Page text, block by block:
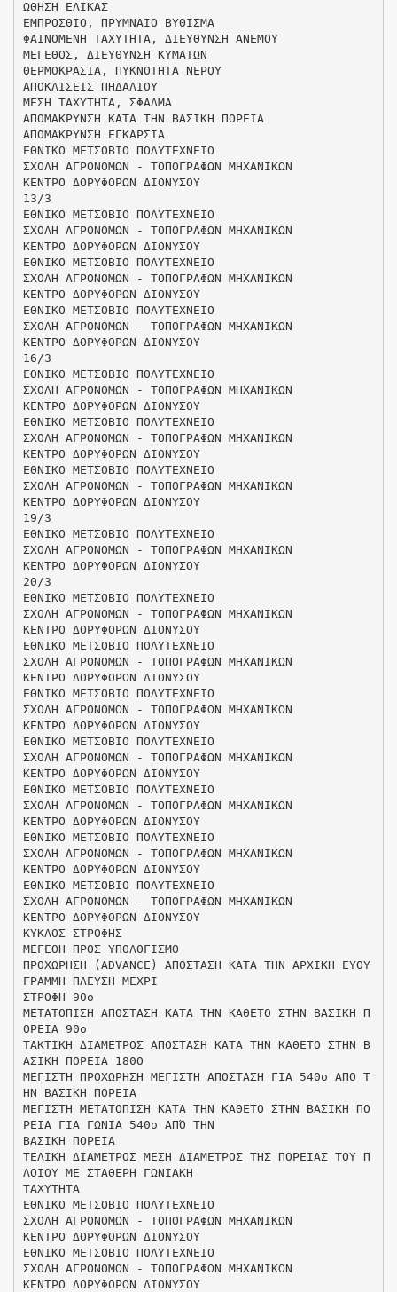
ΩΘΗΣΗ ΕΛΙΚΑΣ
ΕΜΠΡΟΣΘΙΟ, ΠΡΥΜΝΑΙΟ ΒΥΘΙΣΜΑ
ΦΑΙΝΟΜΕΝΗ ΤΑΧΥΤΗΤΑ, ΔΙΕΥΘΥΝΣΗ ΑΝΕΜΟΥ
ΜΕΓΕΘΟΣ, ΔΙΕΥΘΥΝΣΗ ΚΥΜΑΤΩΝ
ΘΕΡΜΟΚΡΑΣΙΑ, ΠΥΚΝΟΤΗΤΑ ΝΕΡΟΥ
ΑΠΟΚΛΙΣΕΙΣ ΠΗΔΑΛΙΟΥ
ΜΕΣΗ ΤΑΧΥΤΗΤΑ, ΣΦΑΛΜΑ
ΑΠΟΜΑΚΡΥΝΣΗ ΚΑΤΑ ΤΗΝ ΒΑΣΙΚΗ ΠΟΡΕΙΑ
ΑΠΟΜΑΚΡΥΝΣΗ ΕΓΚΑΡΣΙΑ
ΕΘΝΙΚΟ ΜΕΤΣΟΒΙΟ ΠΟΛΥΤΕΧΝΕΙΟ
ΣΧΟΛΗ ΑΓΡΟΝΟΜΩΝ - ΤΟΠΟΓΡΑΦΩΝ ΜΗΧΑΝΙΚΩΝ
ΚΕΝΤΡΟ ΔΟΡΥΦΟΡΩΝ ΔΙΟΝΥΣΟΥ
13/3
ΕΘΝΙΚΟ ΜΕΤΣΟΒΙΟ ΠΟΛΥΤΕΧΝΕΙΟ
ΣΧΟΛΗ ΑΓΡΟΝΟΜΩΝ - ΤΟΠΟΓΡΑΦΩΝ ΜΗΧΑΝΙΚΩΝ
ΚΕΝΤΡΟ ΔΟΡΥΦΟΡΩΝ ΔΙΟΝΥΣΟΥ
ΕΘΝΙΚΟ ΜΕΤΣΟΒΙΟ ΠΟΛΥΤΕΧΝΕΙΟ
ΣΧΟΛΗ ΑΓΡΟΝΟΜΩΝ - ΤΟΠΟΓΡΑΦΩΝ ΜΗΧΑΝΙΚΩΝ
ΚΕΝΤΡΟ ΔΟΡΥΦΟΡΩΝ ΔΙΟΝΥΣΟΥ
ΕΘΝΙΚΟ ΜΕΤΣΟΒΙΟ ΠΟΛΥΤΕΧΝΕΙΟ
ΣΧΟΛΗ ΑΓΡΟΝΟΜΩΝ - ΤΟΠΟΓΡΑΦΩΝ ΜΗΧΑΝΙΚΩΝ
ΚΕΝΤΡΟ ΔΟΡΥΦΟΡΩΝ ΔΙΟΝΥΣΟΥ
16/3
ΕΘΝΙΚΟ ΜΕΤΣΟΒΙΟ ΠΟΛΥΤΕΧΝΕΙΟ
ΣΧΟΛΗ ΑΓΡΟΝΟΜΩΝ - ΤΟΠΟΓΡΑΦΩΝ ΜΗΧΑΝΙΚΩΝ
ΚΕΝΤΡΟ ΔΟΡΥΦΟΡΩΝ ΔΙΟΝΥΣΟΥ
ΕΘΝΙΚΟ ΜΕΤΣΟΒΙΟ ΠΟΛΥΤΕΧΝΕΙΟ
ΣΧΟΛΗ ΑΓΡΟΝΟΜΩΝ - ΤΟΠΟΓΡΑΦΩΝ ΜΗΧΑΝΙΚΩΝ
ΚΕΝΤΡΟ ΔΟΡΥΦΟΡΩΝ ΔΙΟΝΥΣΟΥ
ΕΘΝΙΚΟ ΜΕΤΣΟΒΙΟ ΠΟΛΥΤΕΧΝΕΙΟ
ΣΧΟΛΗ ΑΓΡΟΝΟΜΩΝ - ΤΟΠΟΓΡΑΦΩΝ ΜΗΧΑΝΙΚΩΝ
ΚΕΝΤΡΟ ΔΟΡΥΦΟΡΩΝ ΔΙΟΝΥΣΟΥ
19/3
ΕΘΝΙΚΟ ΜΕΤΣΟΒΙΟ ΠΟΛΥΤΕΧΝΕΙΟ
ΣΧΟΛΗ ΑΓΡΟΝΟΜΩΝ - ΤΟΠΟΓΡΑΦΩΝ ΜΗΧΑΝΙΚΩΝ
ΚΕΝΤΡΟ ΔΟΡΥΦΟΡΩΝ ΔΙΟΝΥΣΟΥ
20/3
ΕΘΝΙΚΟ ΜΕΤΣΟΒΙΟ ΠΟΛΥΤΕΧΝΕΙΟ
ΣΧΟΛΗ ΑΓΡΟΝΟΜΩΝ - ΤΟΠΟΓΡΑΦΩΝ ΜΗΧΑΝΙΚΩΝ
ΚΕΝΤΡΟ ΔΟΡΥΦΟΡΩΝ ΔΙΟΝΥΣΟΥ
ΕΘΝΙΚΟ ΜΕΤΣΟΒΙΟ ΠΟΛΥΤΕΧΝΕΙΟ
ΣΧΟΛΗ ΑΓΡΟΝΟΜΩΝ - ΤΟΠΟΓΡΑΦΩΝ ΜΗΧΑΝΙΚΩΝ
ΚΕΝΤΡΟ ΔΟΡΥΦΟΡΩΝ ΔΙΟΝΥΣΟΥ
ΕΘΝΙΚΟ ΜΕΤΣΟΒΙΟ ΠΟΛΥΤΕΧΝΕΙΟ
ΣΧΟΛΗ ΑΓΡΟΝΟΜΩΝ - ΤΟΠΟΓΡΑΦΩΝ ΜΗΧΑΝΙΚΩΝ
ΚΕΝΤΡΟ ΔΟΡΥΦΟΡΩΝ ΔΙΟΝΥΣΟΥ
ΕΘΝΙΚΟ ΜΕΤΣΟΒΙΟ ΠΟΛΥΤΕΧΝΕΙΟ
ΣΧΟΛΗ ΑΓΡΟΝΟΜΩΝ - ΤΟΠΟΓΡΑΦΩΝ ΜΗΧΑΝΙΚΩΝ
ΚΕΝΤΡΟ ΔΟΡΥΦΟΡΩΝ ΔΙΟΝΥΣΟΥ
ΕΘΝΙΚΟ ΜΕΤΣΟΒΙΟ ΠΟΛΥΤΕΧΝΕΙΟ
ΣΧΟΛΗ ΑΓΡΟΝΟΜΩΝ - ΤΟΠΟΓΡΑΦΩΝ ΜΗΧΑΝΙΚΩΝ
ΚΕΝΤΡΟ ΔΟΡΥΦΟΡΩΝ ΔΙΟΝΥΣΟΥ
ΕΘΝΙΚΟ ΜΕΤΣΟΒΙΟ ΠΟΛΥΤΕΧΝΕΙΟ
ΣΧΟΛΗ ΑΓΡΟΝΟΜΩΝ - ΤΟΠΟΓΡΑΦΩΝ ΜΗΧΑΝΙΚΩΝ
ΚΕΝΤΡΟ ΔΟΡΥΦΟΡΩΝ ΔΙΟΝΥΣΟΥ
ΕΘΝΙΚΟ ΜΕΤΣΟΒΙΟ ΠΟΛΥΤΕΧΝΕΙΟ
ΣΧΟΛΗ ΑΓΡΟΝΟΜΩΝ - ΤΟΠΟΓΡΑΦΩΝ ΜΗΧΑΝΙΚΩΝ
ΚΕΝΤΡΟ ΔΟΡΥΦΟΡΩΝ ΔΙΟΝΥΣΟΥ
ΚΥΚΛΟΣ ΣΤΡΟΦΗΣ
ΜΕΓΕΘΗ ΠΡΟΣ ΥΠΟΛΟΓΙΣΜΟ
ΠΡΟΧΩΡΗΣΗ (ADVANCE) ΑΠΟΣΤΑΣΗ ΚΑΤΑ ΤΗΝ ΑΡΧΙΚΗ ΕΥΘΥ
ΓΡΑΜΜΗ ΠΛΕΥΣΗ ΜΕΧΡΙ
ΣΤΡΟΦΗ 90ο
ΜΕΤΑΤΟΠΙΣΗ ΑΠΟΣΤΑΣΗ ΚΑΤΑ ΤΗΝ ΚΑΘΕΤΟ ΣΤΗΝ ΒΑΣΙΚΗ Π
ΟΡΕΙΑ 90ο
ΤΑΚΤΙΚΗ ΔΙΑΜΕΤΡΟΣ ΑΠΟΣΤΑΣΗ ΚΑΤΑ ΤΗΝ ΚΑΘΕΤΟ ΣΤΗΝ Β
ΑΣΙΚΗ ΠΟΡΕΙΑ 180Ο
ΜΕΓΙΣΤΗ ΠΡΟΧΩΡΗΣΗ ΜΕΓΙΣΤΗ ΑΠΟΣΤΑΣΗ ΓΙΑ 540ο ΑΠΟ Τ
ΗΝ ΒΑΣΙΚΗ ΠΟΡΕΙΑ
ΜΕΓΙΣΤΗ ΜΕΤΑΤΟΠΙΣΗ ΚΑΤΑ ΤΗΝ ΚΑΘΕΤΟ ΣΤΗΝ ΒΑΣΙΚΗ ΠΟ
ΡΕΙΑ ΓΙΑ ΓΩΝΙΑ 540ο ΑΠΌ ΤΗΝ
ΒΑΣΙΚΗ ΠΟΡΕΙΑ
ΤΕΛΙΚΗ ΔΙΑΜΕΤΡΟΣ ΜΕΣΗ ΔΙΑΜΕΤΡΟΣ ΤΗΣ ΠΟΡΕΙΑΣ ΤΟΥ Π
ΛΟΙΟΥ ΜΕ ΣΤΑΘΕΡΗ ΓΩΝΙΑΚΗ
ΤΑΧΥΤΗΤΑ
ΕΘΝΙΚΟ ΜΕΤΣΟΒΙΟ ΠΟΛΥΤΕΧΝΕΙΟ
ΣΧΟΛΗ ΑΓΡΟΝΟΜΩΝ - ΤΟΠΟΓΡΑΦΩΝ ΜΗΧΑΝΙΚΩΝ
ΚΕΝΤΡΟ ΔΟΡΥΦΟΡΩΝ ΔΙΟΝΥΣΟΥ
ΕΘΝΙΚΟ ΜΕΤΣΟΒΙΟ ΠΟΛΥΤΕΧΝΕΙΟ
ΣΧΟΛΗ ΑΓΡΟΝΟΜΩΝ - ΤΟΠΟΓΡΑΦΩΝ ΜΗΧΑΝΙΚΩΝ
ΚΕΝΤΡΟ ΔΟΡΥΦΟΡΩΝ ΔΙΟΝΥΣΟΥ